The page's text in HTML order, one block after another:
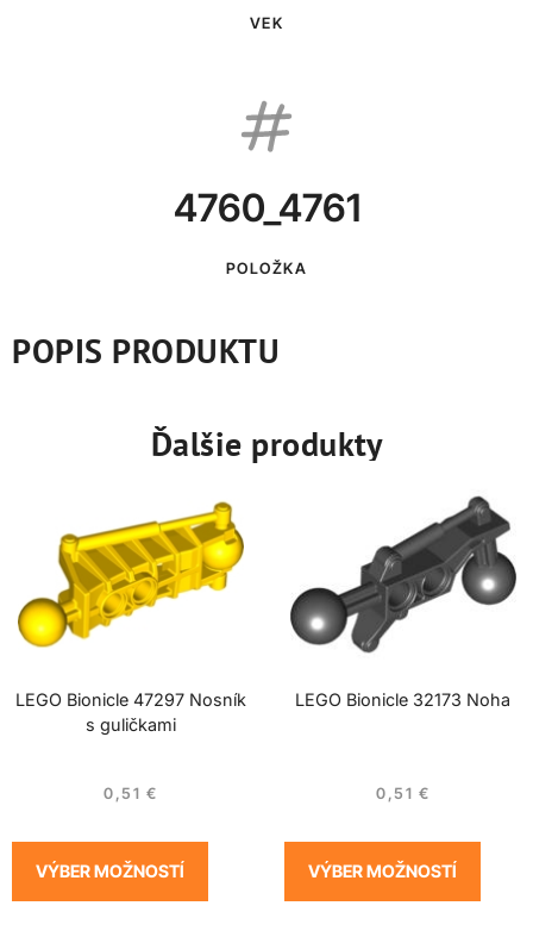
VEK
4760_4761
POLOŽKA
POPIS PRODUKTU
Ďalšie produkty
LEGO Bionicle 47297 Nosník
s guličkami
0,51 €
VÝBER MOŽNOSTÍ
LEGO Bionicle 32173 Noha
0,51 €
VÝBER MOŽNOSTÍ